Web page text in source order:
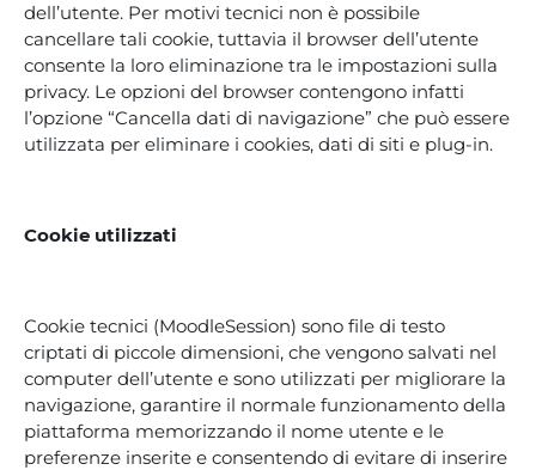
dell’utente. Per motivi tecnici non è possibile
cancellare tali cookie, tuttavia il browser dell’utente
consente la loro eliminazione tra le impostazioni sulla
privacy. Le opzioni del browser contengono infatti
l’opzione “Cancella dati di navigazione” che può essere
utilizzata per eliminare i cookies, dati di siti e plug-in.
Cookie utilizzati
Cookie tecnici (MoodleSession) sono file di testo
criptati di piccole dimensioni, che vengono salvati nel
computer dell’utente e sono utilizzati per migliorare la
navigazione, garantire il normale funzionamento della
piattaforma memorizzando il nome utente e le
preferenze inserite e consentendo di evitare di inserire